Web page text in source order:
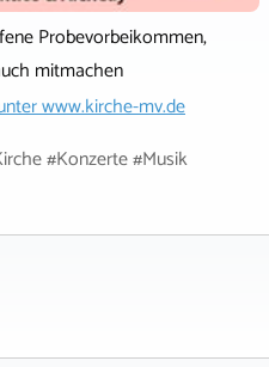
Probevorbeikommen,
mitmachen
www.kirche-mv.de
#Konzerte #Musik